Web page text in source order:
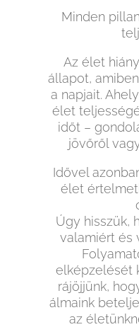
Minden
Az élet
állapot,
a napjait.
élet
időt –
jövőről
Idővel
élet
Úgy hisszük,
valamiért és
elképzelését
rájöjjünk,
álmaink
az